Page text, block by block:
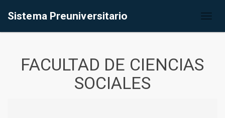
Sistema Preuniversitario
FACULTAD DE CIENCIAS
SOCIALES